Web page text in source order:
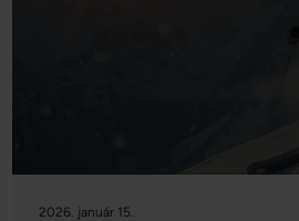
2026. január 15.